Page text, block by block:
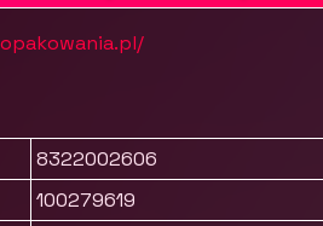
8322002606
100279619